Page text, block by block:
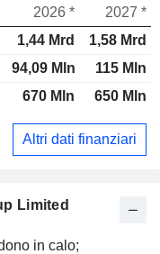
Limited
in calo;
2026 *
2027 *
1,44 Mrd
1,58 Mrd
94,09 Mln
115 Mln
670 Mln 650 Mln
Altri dati finanziari